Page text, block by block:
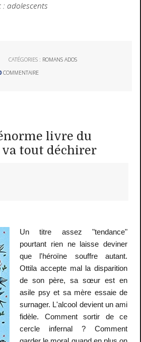
adolescents
CATÉGORIES : ROMANS ADOS
COMMENTAIRE
livre du
tout déchirer
Un titre assez "tendance"
pourtant rien ne laisse deviner
que l'héroïne souffre autant.
Ottila accepte mal la disparition
de son père, sa sœur est en
asile psy et sa mère essaie de
surnager. L'alcool devient un ami
fidèle. Comment sortir de ce
cercle infernal ? Comment